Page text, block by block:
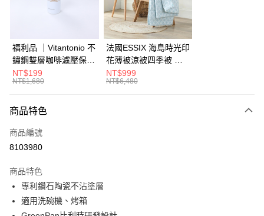
彰化商業銀行
台北富邦商業銀行
兆豐國際商業銀行
臺灣中小企業銀行
台中商業銀行
匯豐（台灣）商業銀行
華泰商業銀行
聯邦商業銀行
遠東國際商業銀行
元大商業銀行
台灣樂天信用卡公司
合作金庫商業銀行
第一商業銀行
彰化商業銀行
台北富邦商業銀行
國泰世華商業銀行
兆豐國際商業銀行
臺灣中小企業銀行
台中商業銀行
匯豐（台灣）商業銀行
聯邦商業銀行
玉山商業銀行
台灣樂天信用卡公司
街口支付
AFTEE先享後付
【關於「AFTEE先享後付」】
AFTEE先享後付是「在收到商品之後才付款」的支付方式。 讓您購物簡單
便利好安心！
１．簡單：不需註冊會員、不需綁卡、不需儲值。
２．便利：只要手機號碼，簡訊認證，即可結帳。
【「AFTEE先享後付」結帳流程】
１．於結帳方式選擇「AFTEE先享後付」後，將跳轉至「AFTEE先享後付」
結帳頁面，進行簡訊認證並確認金額後，即可完成結帳。
２．訂單成立數日內，您將收到繳費通知簡訊。
ATM付款
運送方式
福利品 ｜Vitantonio 不
鏽鋼雙層咖啡濾壓保溫
瓶 奶油白 VCB-10-C
NT$199
NT$1,680
法國ESSIX 海島時光印
花薄被涼被四季被 單
人
NT$999
NT$6,480
商品特色
商品編號
8103980
商品特色
專利鑽石陶瓷不沾塗層
適用洗碗機、烤箱